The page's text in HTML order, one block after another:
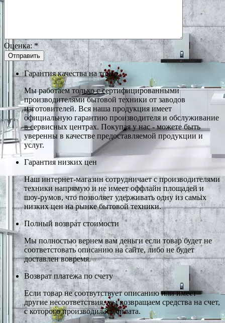
Оценка: *
Гарантия качества на товар
Мы работаем только с сертифицированными
производителями бытовой техники от заводов
изготовителей. Вся наша продукция имеет
официальную гарантию производителя и обслуживание
в сервисных центрах. Покупая у нас - можете быть
уверенны в качестве предоставляемой продукции и
услуг.
Гарантия низких цен
Наш интернет-магазин сотрудничает с производителями
техники напрямую и не имеет оффлайн площадей и
шоу-румов, что позволяет удерживать одну из самых
низких цен на рынке бытовой техники.
Полный возврат стоимости
Мы полностью вернем вам деньги если товар будет не
соответстовать описанию на сайте, либо не будет
доставлен вовремя.
Возврат платежа по счету
Если товар не соотвутствует описанию или имеет
другие несоответствия, мы возвращаем средства на счет,
с которого производилась оплата.